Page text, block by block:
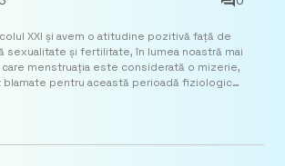
la cele mai
întrebări
XXI și avem o atitudine pozitivă față de
sexualitate și fertilitate, în lumea noastră mai
menstruația este considerată o mizerie,
blamate pentru această perioadă fiziologică
aproxi...